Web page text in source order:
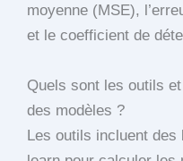
moyenne (MSE),
et le coefficient de
Quels sont les outils
des modèles ?
Les outils incluent